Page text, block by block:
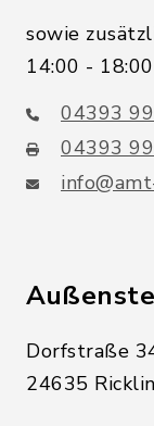
sowie
14:00 -
04393
04393
Dorfstraße
24635